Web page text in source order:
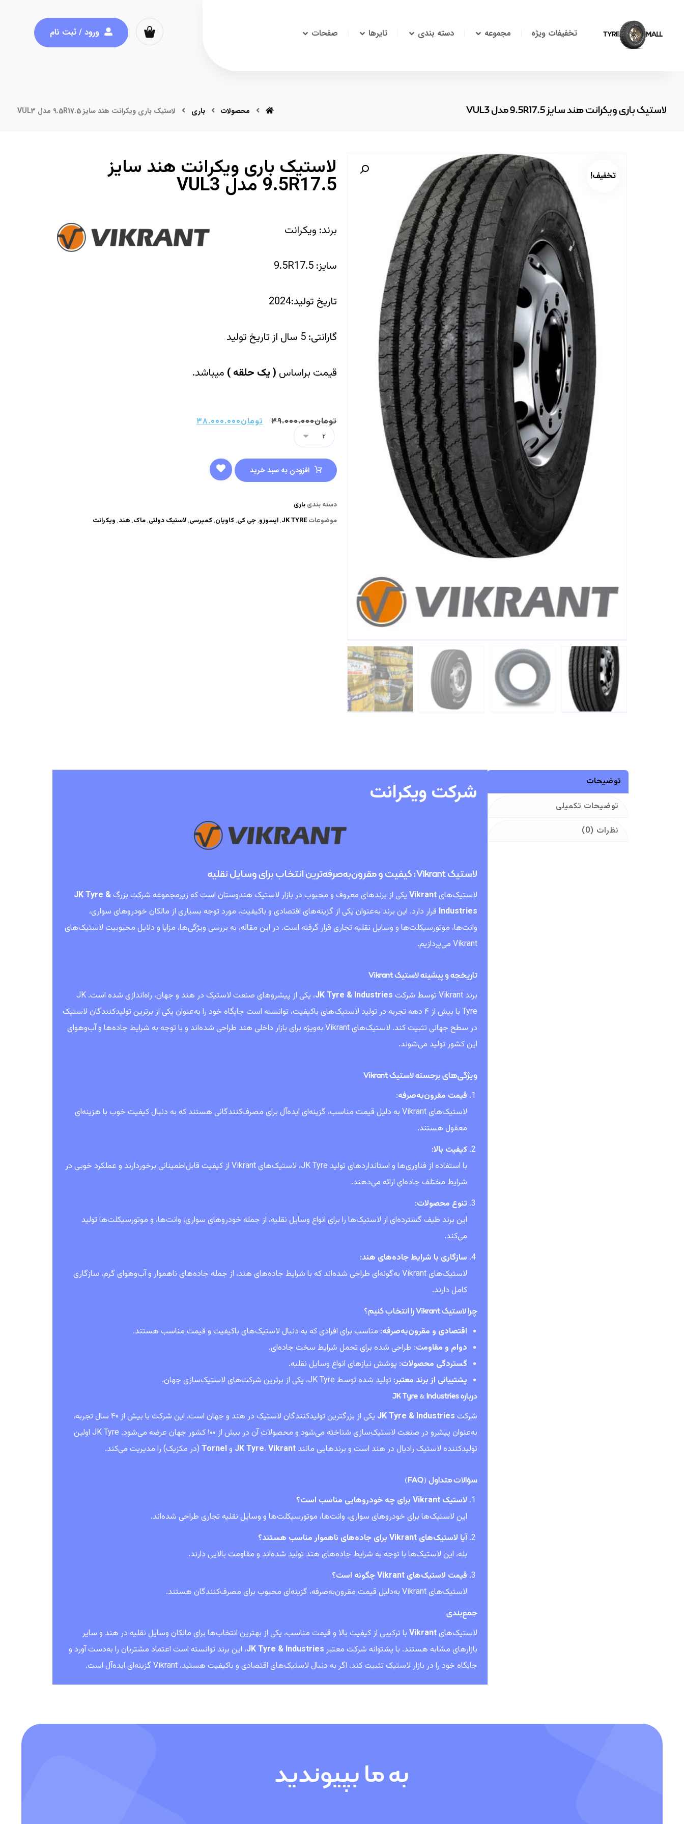
تخفیفات ویژه مجموعه دسته بندی تایرها صفحات ورود / ثبت نام
لاستیک باری ویکرانت هند سایز 9.5R17.5 مدل VUL3 محصولات باری لاستیک باری ویکرانت هند سایز 9.5R17.5 مدل VUL3
تخفیف! لاستیک باری ویکرانت هند سایز
9.5R17.5 مدل VUL3
برند: ویکرانت
سایز: 9.5R17.5
تاریخ تولید:2024
گارانتی: 5 سال از تاریخ تولید
قیمت براساس (یک حلقه) میباشد.
تومان۳۹.۰۰۰.۰۰۰ تومان۳۸.۰۰۰.۰۰۰
افزودن به سبد خرید
دسته بندی باری
موضوعات JK TYRE
,ایسوزو,جی کی,کاویان,کمپرسی,لاستیک دولتی,ماک, هند, ویکرانت
توضیحات
توضیحات تکمیلی
نظرات (0)
شرکت ویکرانت
لاستیک Vikrant: کیفیت و مقرون‌به‌صرفه‌ترین انتخاب برای وسایل نقلیه
لاستیک‌هایVikrant یکی از برندهای معروف و محبوب در بازار لاستیک هندوستان است که زیرمجموعه شرکت بزرگJK Tyre &
Industries قرار دارد. این برند به‌عنوان یکی از گزینه‌های اقتصادی و باکیفیت، مورد توجه بسیاری از مالکان خودروهای سواری،
وانت‌ها، موتورسیکلت‌ها و وسایل نقلیه تجاری قرار گرفته است. در این مقاله، به بررسی ویژگی‌ها، مزایا و دلایل محبوبیت لاستیک‌های
Vikrant می‌پردازیم.
تاریخچه و پیشینه لاستیک Vikrant
برند Vikrant توسط شرکت JK Tyre & Industries
، یکی از پیشروهای صنعت لاستیک در هند و جهان، راه‌اندازی شده است. JK
Tyre با بیش از ۴ دهه تجربه در تولید لاستیک‌های باکیفیت، توانسته است جایگاه خود را به‌عنوان یکی از برترین تولیدکنندگان لاستیک
در سطح جهانی تثبیت کند. لاستیک‌های Vikrant به‌ویژه برای بازار داخلی هند طراحی شده‌اند و با توجه به شرایط جاده‌ها و آب‌وهوای
این کشور تولید می‌شوند.
ویژگی‌های برجسته لاستیک Vikrant
قیمت مقرون‌به‌صرفه:
لاستیک‌های Vikrant به دلیل قیمت مناسب، گزینه‌ای ایده‌آل برای مصرف‌کنندگانی هستند که به دنبال کیفیت خوب با هزینه‌ای
معقول هستند.
کیفیت بالا:
با استفاده از فناوری‌ها و استانداردهای تولید JK Tyre، لاستیک‌های Vikrant از کیفیت قابل‌اطمینانی برخوردارند و عملکرد خوبی در
شرایط مختلف جاده‌ای ارائه می‌دهند.
تنوع محصولات:
این برند طیف گسترده‌ای از لاستیک‌ها را برای انواع وسایل نقلیه، از جمله خودروهای سواری، وانت‌ها، و موتورسیکلت‌ها تولید
می‌کند.
سازگاری با شرایط جاده‌های هند:
لاستیک‌های Vikrant به‌گونه‌ای طراحی شده‌اند که با شرایط جاده‌های هند، از جمله جاده‌های ناهموار و آب‌وهوای گرم، سازگاری
کامل دارند.
چرا لاستیک Vikrant را انتخاب کنیم؟
اقتصادی و مقرون‌به‌صرفه: مناسب برای افرادی که به دنبال لاستیک‌های باکیفیت و قیمت مناسب هستند.
دوام و مقاومت: طراحی شده برای تحمل شرایط سخت جاده‌ای.
گستردگی محصولات: پوشش نیازهای انواع وسایل نقلیه.
پشتیبانی از برند معتبر: تولید شده توسط JK Tyre، یکی از برترین شرکت‌های لاستیک‌سازی جهان.
درباره JK Tyre & Industries
شرکت JK Tyre & Industries
یکی از بزرگترین تولیدکنندگان لاستیک در هند و جهان است. این شرکت با بیش از ۴۰ سال تجربه،
به‌عنوان پیشرو در صنعت لاستیک‌سازی شناخته می‌شود و محصولات آن در بیش از ۱۰۰ کشور جهان عرضه می‌شود. JK Tyre اولین
تولیدکننده لاستیک رادیال در هند است و برندهایی مانند
JK Tyre، Vikrant وTornel (در مکزیک) را مدیریت می‌کند.
سؤالات متداول (FAQ)
لاستیک Vikrant برای چه خودروهایی مناسب است؟
این لاستیک‌ها برای خودروهای سواری، وانت‌ها، موتورسیکلت‌ها و وسایل نقلیه تجاری طراحی شده‌اند.
آیا لاستیک‌های Vikrant برای جاده‌های ناهموار مناسب هستند؟
بله، این لاستیک‌ها با توجه به شرایط جاده‌های هند تولید شده‌اند و مقاومت بالایی دارند.
قیمت لاستیک‌های Vikrant چگونه است؟
لاستیک‌های Vikrant به‌دلیل قیمت مقرون‌به‌صرفه، گزینه‌ای محبوب برای مصرف‌کنندگان هستند.
جمع‌بندی
لاستیک‌هایVikrant با ترکیبی از کیفیت بالا و قیمت مناسب، یکی از بهترین انتخاب‌ها برای مالکان وسایل نقلیه در هند و سایر
بازارهای مشابه هستند. با پشتوانه شرکت معتبرJK Tyre & Industries، این برند توانسته است اعتماد مشتریان را به‌دست آورد و
جایگاه خود را در بازار لاستیک تثبیت کند. اگر به دنبال لاستیک‌های اقتصادی و باکیفیت هستید، Vikrant گزینه‌ای ایده‌آل است.
به ما بپیوندید